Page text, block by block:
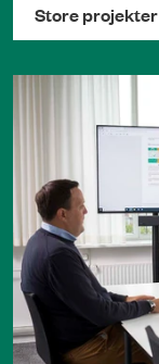
Store projekter